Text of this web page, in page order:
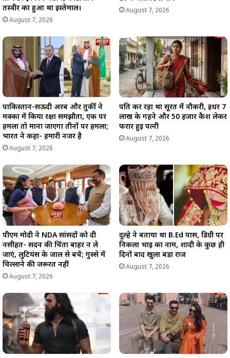
तस्वीर का हुआ था इस्तेमाल।
August 7, 2026
August 7, 2026
पाकिस्तान-सऊदी अरब और तुर्की ने
मक्का में किया रक्षा समझौता, एक पर
हमला तो माना जाएगा तीनों पर हमला;
भारत ने कहा- हमारी नजर है
August 7, 2026
पति कर रहा था सूरत में नौकरी, इधर 7
लाख के गहने और 50 हजार कैश लेकर
फरार हुई पत्नी
August 7, 2026
पीएम मोदी ने NDA सांसदों को दी
नसीहत- सदन की चिंता बाहर न ले
जाएं, लुटियंस के जाल से बचें; गुस्से में
चिल्लाने की जरूरत नहीं
August 7, 2026
दुल्हे ने बताया था B.Ed पास, डिग्री पर
निकला भाई का नाम, शादी के कुछ ही
दिनों बाद खुला बड़ा राज
August 7, 2026